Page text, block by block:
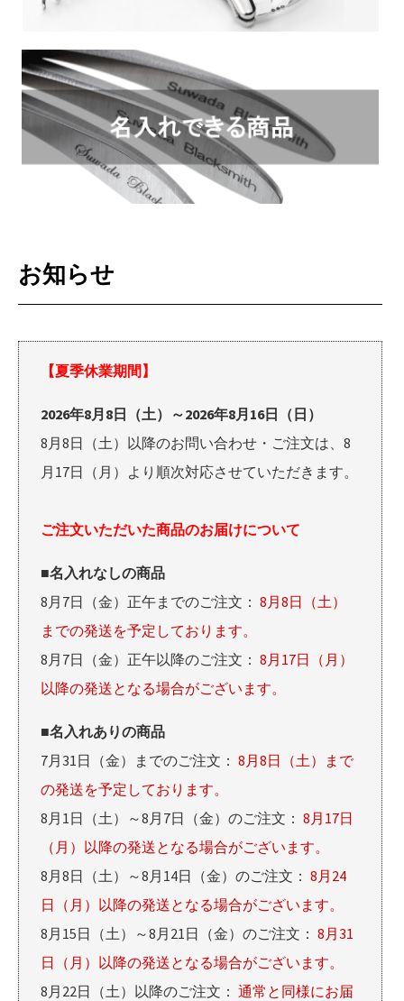
お知らせ
【夏季休業期間】
2026年8月8日（土）～2026年8月16日（日）
8月8日（土）以降のお問い合わせ・ご注文は、8
月17日（月）より順次対応させていただきます。
ご注文いただいた商品のお届けについて
■名入れなしの商品
8月7日（金）正午までのご注文： 8月8日（土）
までの発送を予定しております。
8月7日（金）正午以降のご注文： 8月17日（月）
以降の発送となる場合がございます。
■名入れありの商品
7月31日（金）までのご注文： 8月8日（土）まで
の発送を予定しております。
8月1日（土）～8月7日（金）のご注文： 8月17日
（月）以降の発送となる場合がございます。
8月8日（土）～8月14日（金）のご注文： 8月24
日（月）以降の発送となる場合がございます。
8月15日（土）～8月21日（金）のご注文： 8月31
日（月）以降の発送となる場合がございます。
8月22日（土）以降のご注文： 通常と同様にお届